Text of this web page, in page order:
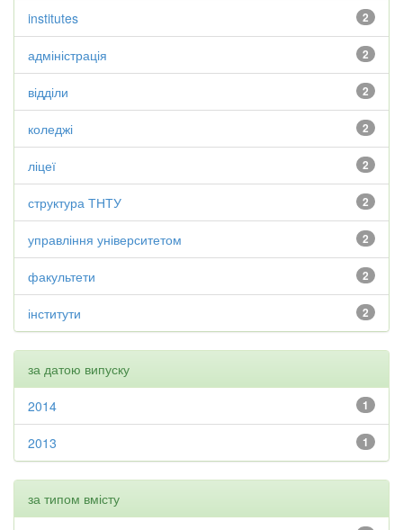
2
institutes
2
адміністрація
2
відділи
2
коледжі
2
ліцеї
2
структура ТНТУ
2
управління університетом
2
факультети
2
інститути
за датою випуску
1
2014
1
2013
за типом вмісту